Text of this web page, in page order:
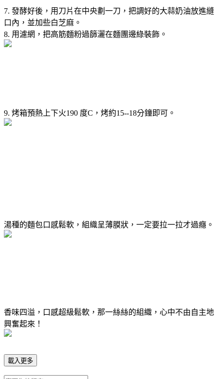
7. 發酵好後，用刀片在中央劃一刀，把調好的大蒜奶油放進縫
口內，並加些白芝麻。
8. 用濾網，把高筋麵粉過篩灑在麵團邊綠裝飾。
9. 烤箱預熱上下火190 度C，烤約15--18分鐘即可。
湯種的麵包口感鬆軟，組織呈薄膜狀，一定要拉一拉才過癮。
香味四溢，口感超級鬆軟，那一絲絲的組織，心中不由自主地
興奮起來！
載入更多